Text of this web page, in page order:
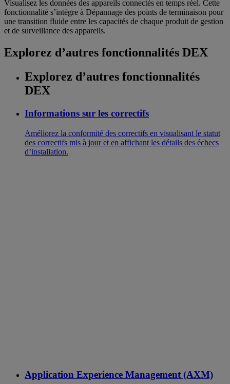
Visualisez les données des appareils connectés en temps réel. Cette
fonctionnalité s’intègre à Dépannage des points de terminaison pour
une transition fluide entre les capacités de chaque produit de gestion
et de surveillance des appareils.
Explorez d’autres fonctionnalités DEX
Explorez d’autres fonctionnalités
DEX
Informations sur les correctifs
Améliorez la conformité des correctifs en visualisant le statut
des correctifs mis à jour et en affichant les détails des échecs
d’installation.
Application Experience Management (AXM)